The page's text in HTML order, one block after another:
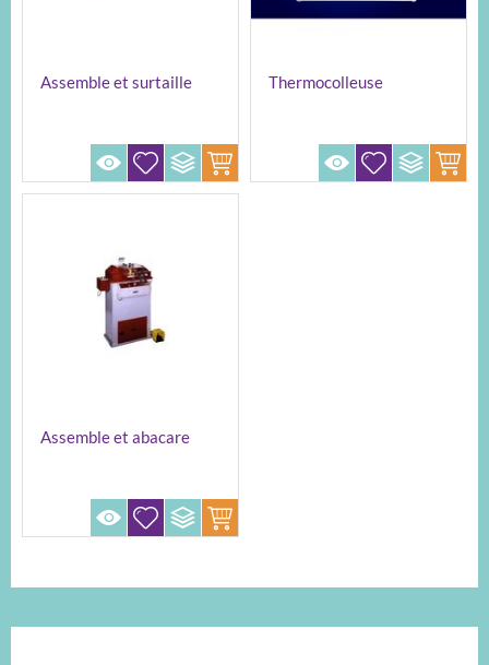
Assemble et surtaille
Thermocolleuse
Assemble et abacare